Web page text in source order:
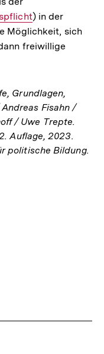
) in der
Link:
Möglichkeit, sich
freiwillige
Grundlagen,
Fisahn /
/ Uwe Trepte.
Auflage, 2023.
politische Bildung.